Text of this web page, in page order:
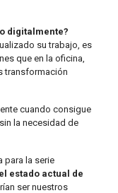
digitalmente?
su trabajo, es
que en la oficina,
transformación
cuando consigue
la necesidad de
para la serie
el estado actual de
ser nuestros